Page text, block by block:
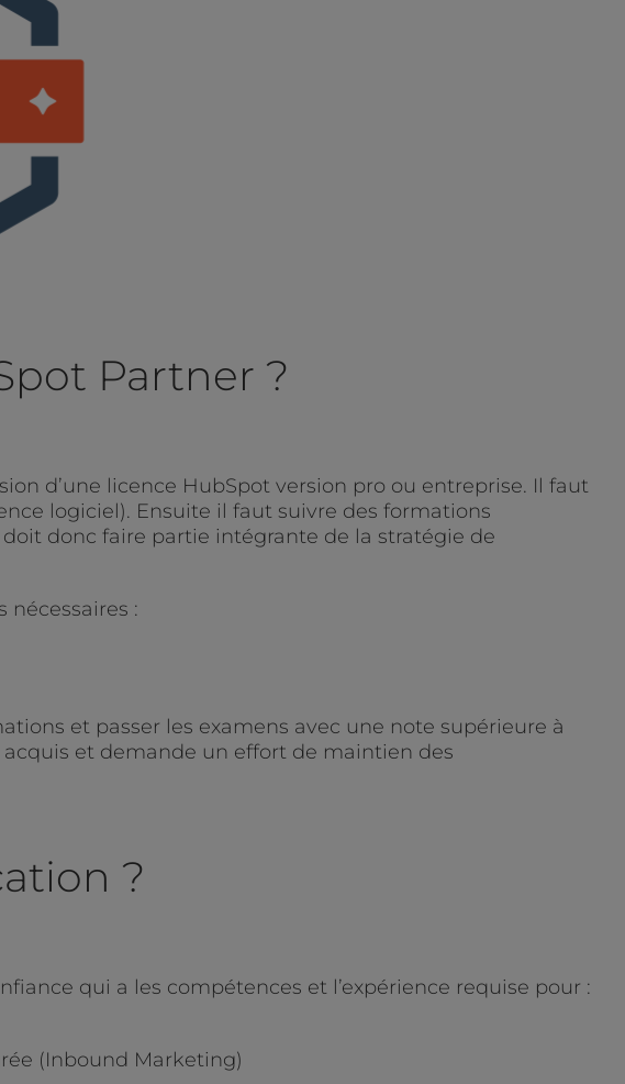
Partner ?
d’une licence HubSpot version pro ou entreprise. Il faut
logiciel). Ensuite il faut suivre des formations
donc faire partie intégrante de la stratégie de
:
et passer les examens avec une note supérieure à
et demande un effort de maintien des
?
qui a les compétences et l’expérience requise pour :
(Inbound Marketing)